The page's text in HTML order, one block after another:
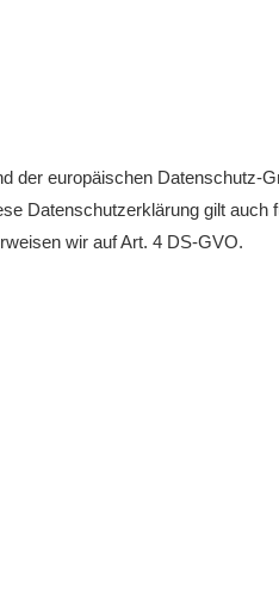
der europäischen Datenschutz-
Datenschutzerklärung gilt auch
wir auf Art. 4 DS-GVO.